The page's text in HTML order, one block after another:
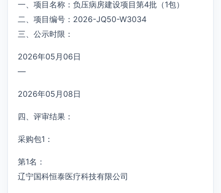
一、项目名称：负压病房建设项目第4批（1包）
二、项目编号：2026-JQ50-W3034
三、公示时限：
2026年05月06日
—
2026年05月08日
四、评审结果：
采购包1：
第1名：
辽宁国科恒泰医疗科技有限公司